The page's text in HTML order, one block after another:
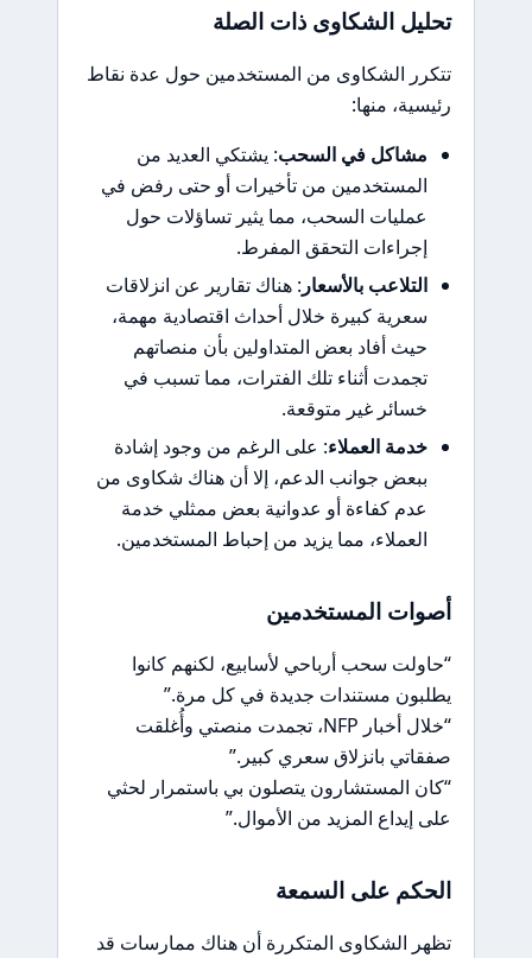
تحليل الشكاوى ذات الصلة
تتكرر الشكاوى من المستخدمين حول عدة نقاط
رئيسية، منها:
مشاكل في السحب: يشتكي العديد من
المستخدمين من تأخيرات أو حتى رفض في
عمليات السحب، مما يثير تساؤلات حول
إجراءات التحقق المفرط.
التلاعب بالأسعار : هناك تقارير عن انزلاقات
سعرية كبيرة خلال أحداث اقتصادية مهمة،
حيث أفاد بعض المتداولين بأن منصاتهم
تجمدت أثناء تلك الفترات، مما تسبب في
خسائر غير متوقعة.
خدمة العملاء: على الرغم من وجود إشادة
ببعض جوانب الدعم، إلا أن هناك شكاوى من
عدم كفاءة أو عدوانية بعض ممثلي خدمة
العملاء، مما يزيد من إحباط المستخدمين.
أصوات المستخدمين
“حاولت سحب أرباحي لأسابيع، لكنهم كانوا
يطلبون مستندات جديدة في كل مرة.”
“خلال أخبار NFP، تجمدت منصتي وأُغلقت
صفقاتي بانزلاق سعري كبير.”
“كان المستشارون يتصلون بي باستمرار لحثي
على إيداع المزيد من الأموال.”
الحكم على السمعة
تظهر الشكاوى المتكررة أن هناك ممارسات قد